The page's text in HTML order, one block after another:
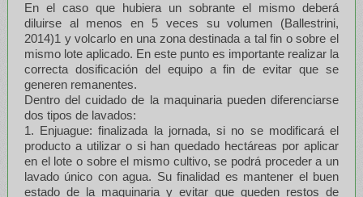
En el caso que hubiera un sobrante el mismo deberá
diluirse al menos en 5 veces su volumen (Ballestrini,
2014)1 y volcarlo en una zona destinada a tal fin o sobre el
mismo lote aplicado. En este punto es importante realizar la
correcta dosificación del equipo a fin de evitar que se
generen remanentes.
Dentro del cuidado de la maquinaria pueden diferenciarse
dos tipos de lavados:
1. Enjuague: finalizada la jornada, si no se modificará el
producto a utilizar o si han quedado hectáreas por aplicar
en el lote o sobre el mismo cultivo, se podrá proceder a un
lavado único con agua. Su finalidad es mantener el buen
estado de la maquinaria y evitar que queden restos de